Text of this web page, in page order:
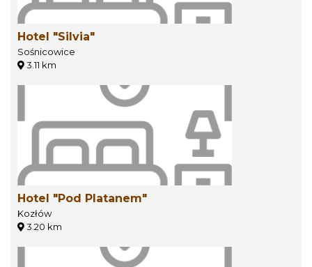
Hotel "Silvia"
Sośnicowice
3.11 km
Hotel "Pod Platanem"
Kozłów
3.20 km